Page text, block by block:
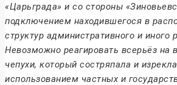
«Царьграда» и со стороны
подключением находившегося в
структур административного и иного
Невозможно реагировать всерьёз на
чепухи, который состряпала и
использованием частных и